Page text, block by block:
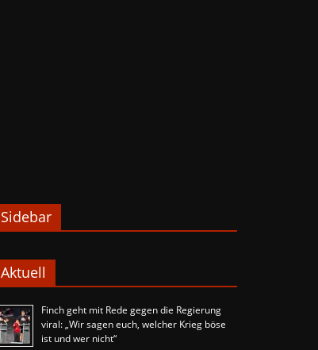
Sidebar
Aktuell
Finch geht mit Rede gegen die Regierung
viral: „Wir sagen euch, welcher Krieg böse
ist und wer nicht“